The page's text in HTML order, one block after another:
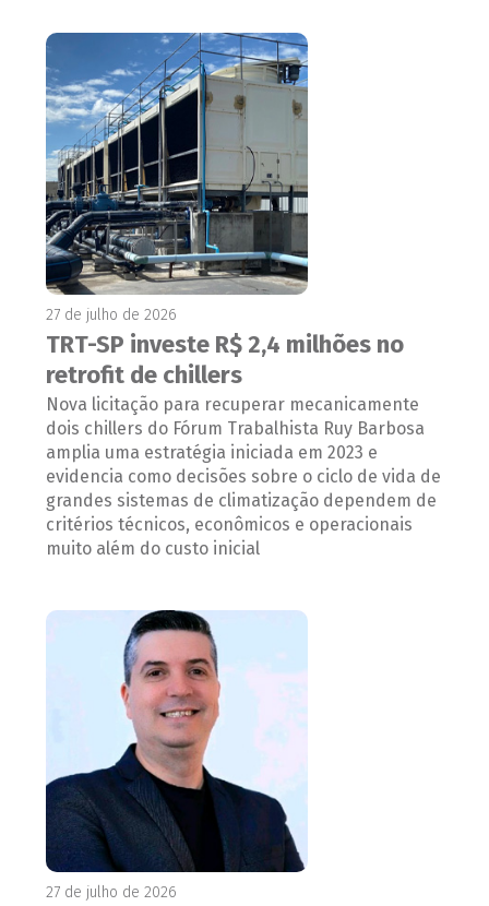
27 de julho de 2026
TRT-SP investe R$ 2,4 milhões no
retrofit de chillers
Nova licitação para recuperar mecanicamente
dois chillers do Fórum Trabalhista Ruy Barbosa
amplia uma estratégia iniciada em 2023 e
evidencia como decisões sobre o ciclo de vida de
grandes sistemas de climatização dependem de
critérios técnicos, econômicos e operacionais
muito além do custo inicial
27 de julho de 2026